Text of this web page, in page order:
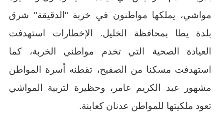
مواشي، يملكها مواطنون في خربة "الدقيقة" شرق
بلدة يطا بمحافظة الخليل. الإخطارات استهدفت
العيادة الصحية التي تخدم مواطني الخربة، كما
استهدفت مسكنا من الصفيح، تقطنه أسرة المواطن
مشهور عبد الكريم عامر، وحظيرة لتربية المواشي
تعود ملكيتها للمواطن عدنان كعابنة.